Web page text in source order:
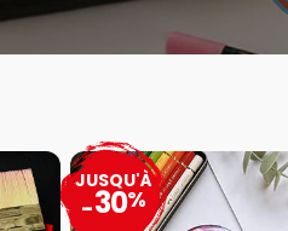
JUSQU'À
-30%